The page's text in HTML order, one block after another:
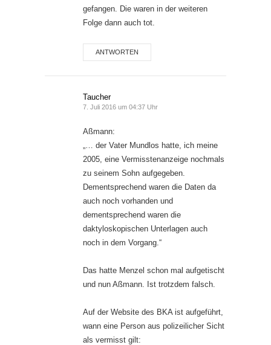
gefangen. Die waren in der weiteren
Folge dann auch tot.
ANTWORTEN
Taucher
7. Juli 2016 um 04:37 Uhr
Aßmann:
„… der Vater Mundlos hatte, ich meine
2005, eine Vermisstenanzeige nochmals
zu seinem Sohn aufgegeben.
Dementsprechend waren die Daten da
auch noch vorhanden und
dementsprechend waren die
daktyloskopischen Unterlagen auch
noch in dem Vorgang.“
Das hatte Menzel schon mal aufgetischt
und nun Aßmann. Ist trotzdem falsch.
Auf der Website des BKA ist aufgeführt,
wann eine Person aus polizeilicher Sicht
als vermisst gilt: